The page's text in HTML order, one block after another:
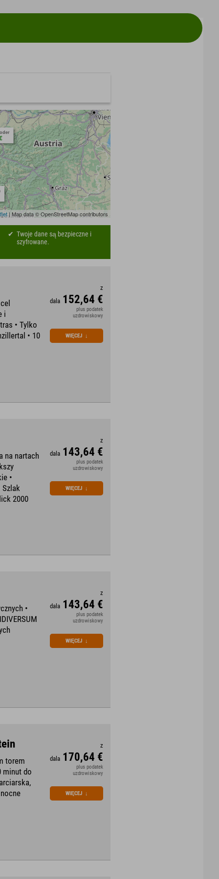
| Map data © OpenStreetMap contributors
Twoje dane są bezpieczne i
szyfrowane.
i
• Tylko
• 10
z
dala 152,64 €
plus podatek
uzdrowiskowy
WIĘCEJ ↓
na nartach
•
2000
z
dala 143,64 €
plus podatek
uzdrowiskowy
WIĘCEJ ↓
•
z
dala 143,64 €
plus podatek
uzdrowiskowy
WIĘCEJ ↓
torem
minut do
z
dala 170,64 €
plus podatek
uzdrowiskowy
WIĘCEJ ↓